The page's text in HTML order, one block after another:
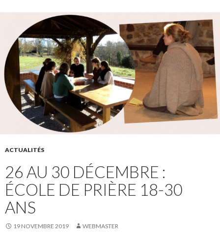
ACTUALITÉS
26 AU 30 DÉCEMBRE :
ÉCOLE DE PRIÈRE 18-30
ANS
19 NOVEMBRE 2019 WEBMASTER